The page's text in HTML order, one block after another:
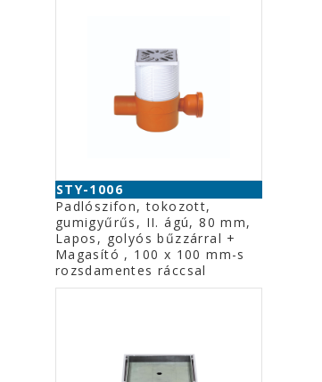
STY-1006
Padlószifon, tokozott,
gumigyűrűs, II. ágú, 80 mm,
Lapos, golyós bűzzárral +
Magasító , 100 x 100 mm-s
rozsdamentes ráccsal